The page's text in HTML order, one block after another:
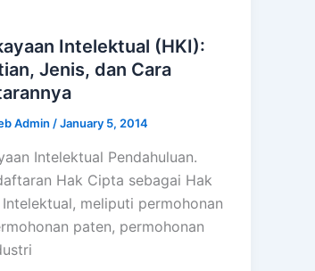
Intelektual (HKI):
Jenis, dan Cara
Admin/January 5, 2014
Intelektual Pendahuluan.
Hak Cipta sebagai Hak
Intelektual, meliputi permohonan
paten, permohonan